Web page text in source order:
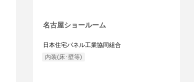
名古屋ショールーム
日本住宅パネル工業協同組合
内装(床･壁等)